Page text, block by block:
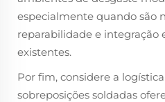
especialmente quando são
reparabilidade e integração
existentes.
Por fim, considere a
sobreposições soldadas